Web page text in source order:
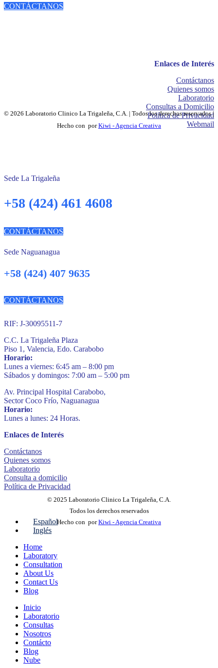
CONTÁCTANOS
Enlaces de Interés
Contáctanos
Quienes somos
Laboratorio
Consultas a Domicilio
Política de Privacidad
Webmail
© 2026 Laboratorio Clinico La Trigaleña, C.A. | Todos los derechos reservados |
Hecho con porKiwi - Agencia Creativa
Sede La Trigaleña
+58 (424) 461 4608
CONTÁCTANOS
Sede Naguanagua
+58 (424) 407 9635
CONTÁCTANOS
RIF: J-30095511-7
C.C. La Trigaleña Plaza
Piso 1, Valencia, Edo. Carabobo
Horario:
Lunes a viernes: 6:45 am – 8:00 pm
Sábados y domingos: 7:00 am – 5:00 pm
Av. Principal Hospital Carabobo,
Sector Coco Frío, Naguanagua
Horario:
Lunes a lunes: 24 Horas.
Enlaces de Interés
Contáctanos
Quienes somos
Laboratorio
Consulta a domicilio
Política de Privacidad
© 2025 Laboratorio Clinico La Trigaleña, C.A.
Todos los derechos reservados
Hecho con porKiwi - Agencia Creativa
Español
Inglés
Home
Laboratory
Consultation
About Us
Contact Us
Blog
Inicio
Laboratorio
Consultas
Nosotros
Contácto
Blog
Nube